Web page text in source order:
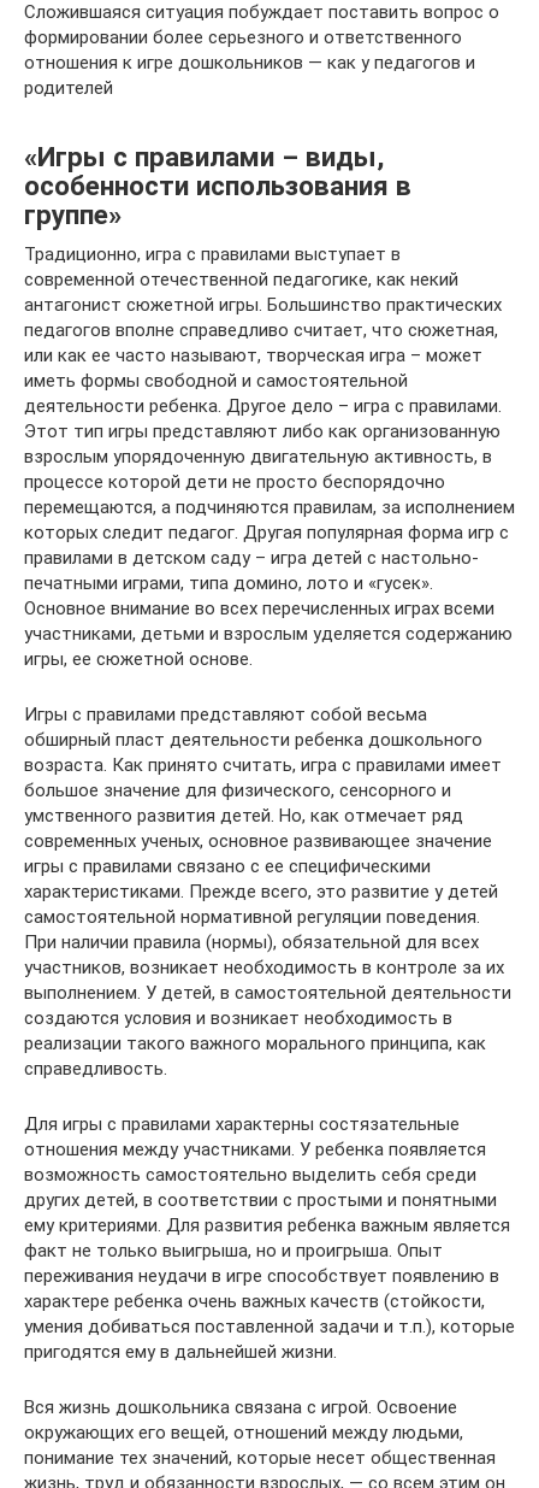
Сложившаяся ситуация побуждает поставить вопрос о
формировании более серьезного и ответственного
отношения к игре дошкольников — как у педагогов и
родителей
«Игры с правилами – виды,
особенности использования в
группе»
Традиционно, игра с правилами выступает в
современной отечественной педагогике, как некий
антагонист сюжетной игры. Большинство практических
педагогов вполне справедливо считает, что сюжетная,
или как ее часто называют, творческая игра – может
иметь формы свободной и самостоятельной
деятельности ребенка. Другое дело – игра с правилами.
Этот тип игры представляют либо как организованную
взрослым упорядоченную двигательную активность, в
процессе которой дети не просто беспорядочно
перемещаются, а подчиняются правилам, за исполнением
которых следит педагог. Другая популярная форма игр с
правилами в детском саду – игра детей с настольно-
печатными играми, типа домино, лото и «гусек».
Основное внимание во всех перечисленных играх всеми
участниками, детьми и взрослым уделяется содержанию
игры, ее сюжетной основе.
Игры с правилами представляют собой весьма
обширный пласт деятельности ребенка дошкольного
возраста. Как принято считать, игра с правилами имеет
большое значение для физического, сенсорного и
умственного развития детей. Но, как отмечает ряд
современных ученых, основное развивающее значение
игры с правилами связано с ее специфическими
характеристиками. Прежде всего, это развитие у детей
самостоятельной нормативной регуляции поведения.
При наличии правила (нормы), обязательной для всех
участников, возникает необходимость в контроле за их
выполнением. У детей, в самостоятельной деятельности
создаются условия и возникает необходимость в
реализации такого важного морального принципа, как
справедливость.
Для игры с правилами характерны состязательные
отношения между участниками. У ребенка появляется
возможность самостоятельно выделить себя среди
других детей, в соответствии с простыми и понятными
ему критериями. Для развития ребенка важным является
факт не только выигрыша, но и проигрыша. Опыт
переживания неудачи в игре способствует появлению в
характере ребенка очень важных качеств (стойкости,
умения добиваться поставленной задачи и т.п.), которые
пригодятся ему в дальнейшей жизни.
Вся жизнь дошкольника связана с игрой. Освоение
окружающих его вещей, отношений между людьми,
понимание тех значений, которые несет общественная
жизнь, труд и обязанности взрослых, — со всем этим он